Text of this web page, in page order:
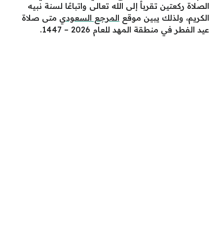
الصلاة ركعتين تقرباً إلى الله تعالى واتباعًا لسنة نبيه
الكريم، ولذلك يبين موقع المرجع السعودي متى صلاة
عيد الفطر في منطقة المهد للعام 2026 – 1447.